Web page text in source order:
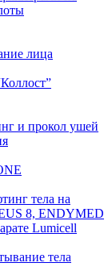
лица
и прокол ушей
тела на
8, ENDYMED
Lumicell
тела